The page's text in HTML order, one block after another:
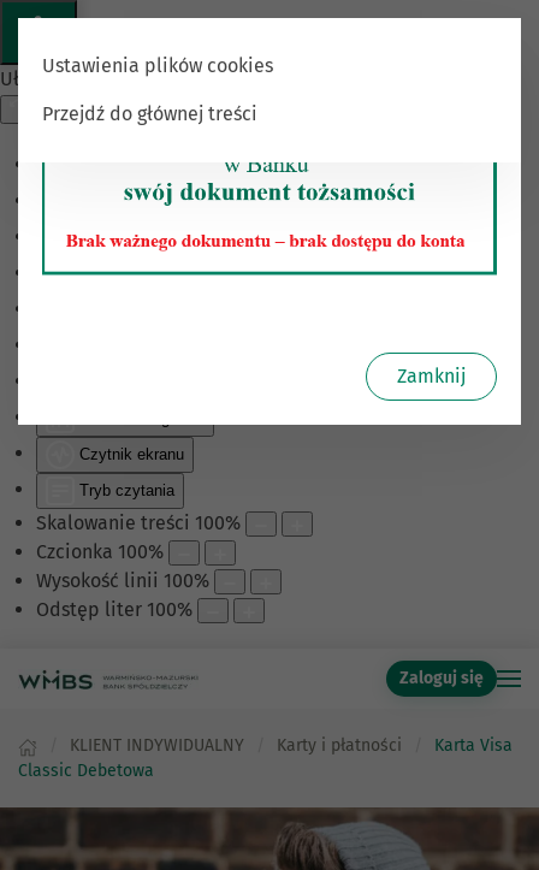
Ułatwienia dostępu
Monochromatyczny
Ciemny kontrast
Jasny kontrast
Czytnik ekranu
Tryb czytania
Skalowanie treści 100%
Czcionka 100%
Wysokość linii 100%
Odstęp liter 100%
Ustawienia plików cookies
Przejdź do głównej treści
Zaloguj się
KLIENT INDYWIDUALNY Karty i płatności
Karta Visa
Classic Debetowa
Zamknij